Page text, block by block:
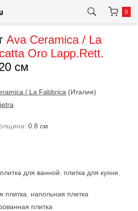
0
Ava Ceramica / La
Oro Lapp.Rett.
см
/ La Fabbrica (Италия)
0.8 см
плитка для ванной плитка для кухни
плитка
напольная плитка
плитка